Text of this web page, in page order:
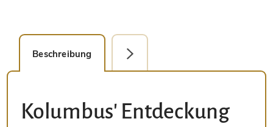
Beschreibung Faksimile-Editionen (1)
Kolumbus' Entdeckung